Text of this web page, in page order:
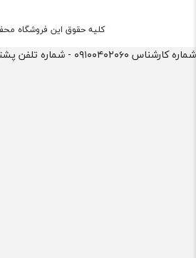
کلیه حقوق این فروشگاه
شماره کارشناس ۰۹۱۰۰۴۰۲۰۶۰ - شماره تلفن پشتیبانی : ۰۲۱۳۳۹۹۹۱۷۱